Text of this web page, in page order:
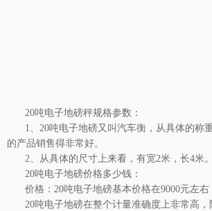
20吨电子地磅秤规格参数：
1、 20吨电子地磅又叫汽车衡， 从具体的称
的产品销售得非常好。
2、从具体的尺寸上来看，有宽2米，长4米。
20吨电子地磅价格多少钱：
价格： 20吨电子地磅基本价格在9000元左
20吨电子地磅在整个计量准确度上非常高